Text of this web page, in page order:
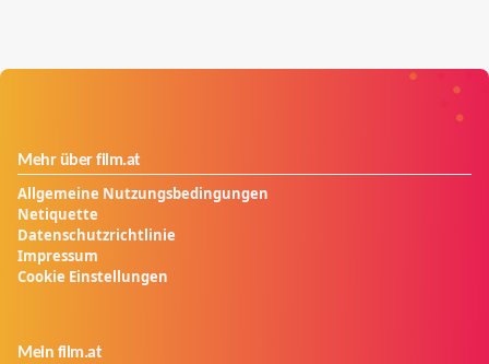
Mehr über film.at
Allgemeine Nutzungsbedingungen
Netiquette
Datenschutzrichtlinie
Impressum
Cookie Einstellungen
Mein film.at